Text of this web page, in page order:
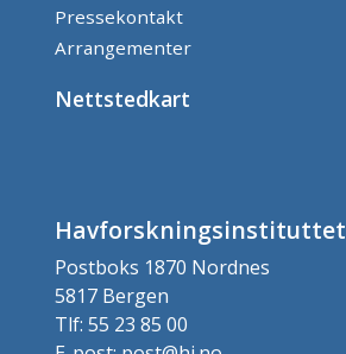
Pressekontakt
Arrangementer
Nettstedkart
Havforskningsinstituttet
Postboks 1870 Nordnes
5817 Bergen
Tlf: 55 23 85 00